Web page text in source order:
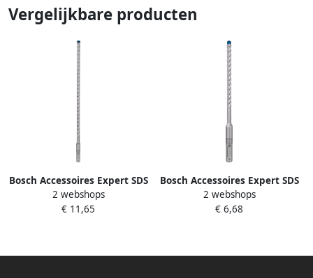
Vergelijkbare producten
Bosch Accessoires Expert SDS
plus-7X hamerboor 8 x 250 x
315 mm 1 stuk(s)
2 webshops
€ 11,65
Bosch Accessoires Expert SDS
plus-7X hamerboor 6 x 100 x
165 mm 1 stuk(s)
2 webshops
€ 6,68